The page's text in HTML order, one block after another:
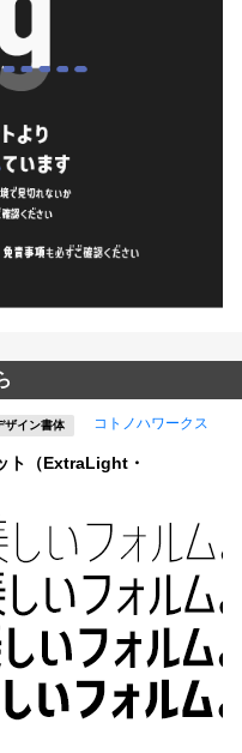
ザイン書体 コトノハワークス
ト（ExtraLight・